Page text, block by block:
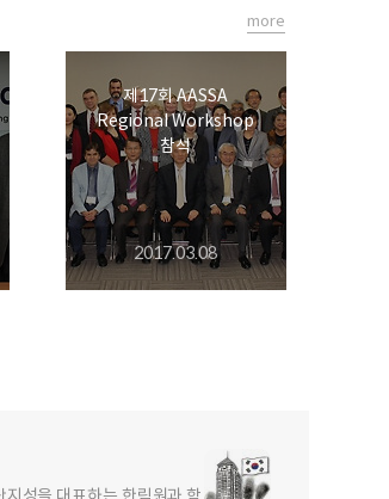
제17회 AASSA
Regional Workshop
참석
2017.03.08
more